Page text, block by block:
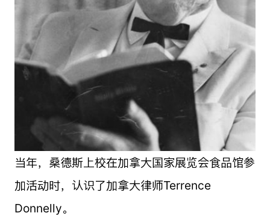
当年，桑德斯上校在加拿大国家展览会食品馆参
加活动时，认识了加拿大律师Terrence
Donnelly。